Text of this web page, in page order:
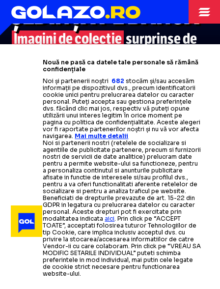
PETRE
ȘEDINȚĂ PE BANCĂ
Imagini de colecție surprinse de
fotoreporterul GOLAZO.ro: cum
pregăteau antrenorii lui Dinamo
repriza a doua cu Botoșani
Citește mai mult
Nouă ne pasă ca datele tale personale să rămână
confidențiale
Noi și partenerii noștri 682 stocăm și/sau accesăm
informații pe dispozitivul dvs., precum identificatorii
cookie unici pentru prelucrarea datelor cu caracter
personal. Puteți accepta sau gestiona preferințele
dvs. făcând clic mai jos, respectiv vă puteți opune
utilizării unui interes legitim în orice moment pe
pagina cu politica de confidențialitate. Aceste alegeri
vor fi raportate partenerilor noștri și nu vă vor afecta
navigarea. Mai multe detalii
Noi si partenerii nostri (retelele de socializare si
agentiile de publicitate partenere, precum si furnizorii
nostri de servicii de date analitice) prelucram date
pentru a permite website-ului sa functioneze, pentru
a personaliza continutul si anunturile publicitare
afisate in functie de interesele si/sau profilul dvs.,
pentru a va oferi functionalitati aferente retelelor de
socializare si pentru a analiza traficul pe website.
Beneficiati de drepturile prevazute de art. 15-22 din
GDPR in legatura cu prelucrarea datelor cu caracter
personal. Aceste drepturi pot fi exercitate prin
modalitatea indicataaici . Prin click pe “ACCEPT
TOATE”, acceptati folosirea tuturor Tehnologiilor de
tip Cookie, care implica inclusiv acceptul dvs. cu
privire la stocarea/accesarea informatiilor de catre
Vendor-ii cu care colaboram. Prin click pe “VREAU SA
MODIFIC SETARILE INDIVIDUAL” puteti schimba
preferintele in mod individual, mai putin cele legate
de cookie strict necesare pentru functionarea
website-ului.